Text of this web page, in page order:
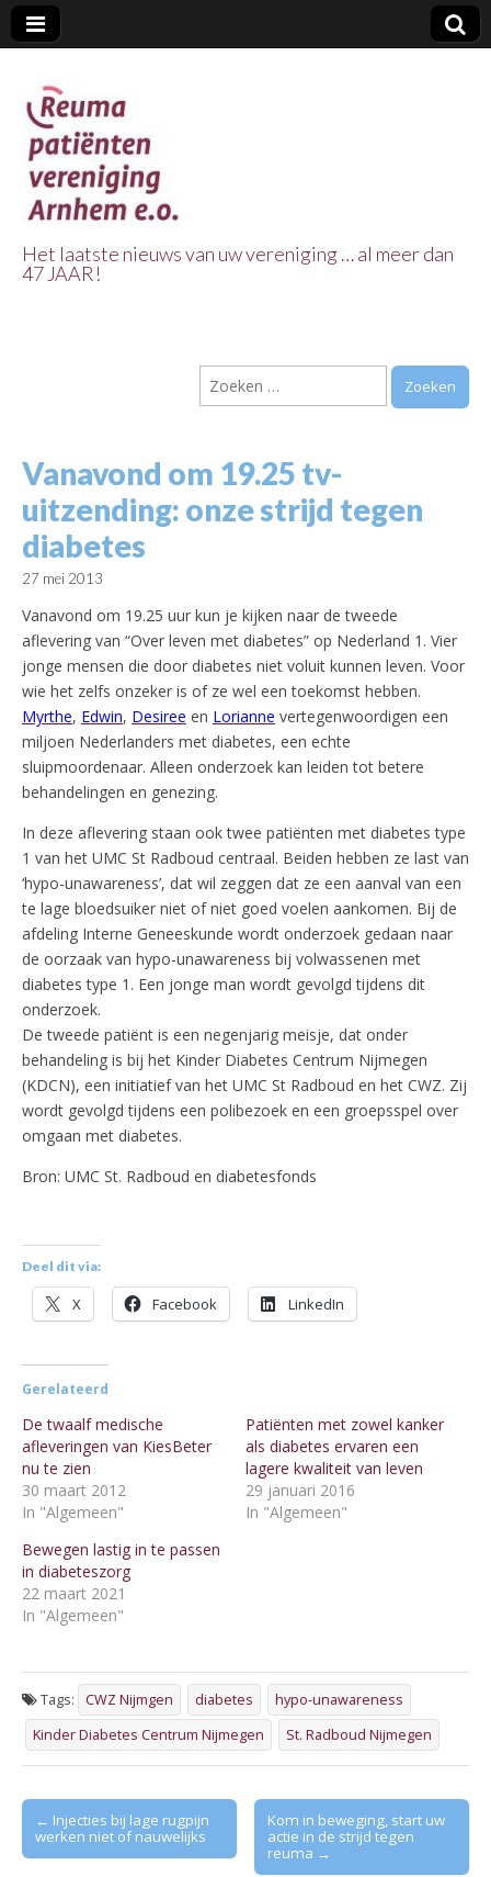
Vereniging
Arnhem e.o.
Het laatste nieuws van uw vereniging … al meer dan
47 JAAR!
Zoeken
naar:
Vanavond om 19.25 tv-
uitzending: onze strijd tegen
diabetes
27 mei 2013
Vanavond om 19.25 uur kun je kijken naar de tweede
aflevering van “Over leven met diabetes” op Nederland 1. Vier
jonge mensen die door diabetes niet voluit kunnen leven. Voor
wie het zelfs onzeker is of ze wel een toekomst hebben.
Myrthe, Edwin, Desiree en Lorianne vertegenwoordigen een
miljoen Nederlanders met diabetes, een echte
sluipmoordenaar. Alleen onderzoek kan leiden tot betere
behandelingen en genezing.
In deze aflevering staan ook twee patiënten met diabetes type
1 van het UMC St Radboud centraal. Beiden hebben ze last van
‘hypo-unawareness’, dat wil zeggen dat ze een aanval van een
te lage bloedsuiker niet of niet goed voelen aankomen. Bij de
afdeling Interne Geneeskunde wordt onderzoek gedaan naar
de oorzaak van hypo-unawareness bij volwassenen met
diabetes type 1. Een jonge man wordt gevolgd tijdens dit
onderzoek.
De tweede patiënt is een negenjarig meisje, dat onder
behandeling is bij het Kinder Diabetes Centrum Nijmegen
(KDCN), een initiatief van het UMC St Radboud en het CWZ. Zij
wordt gevolgd tijdens een polibezoek en een groepsspel over
omgaan met diabetes.
Bron: UMC St. Radboud en diabetesfonds
Deel dit via:
X Facebook LinkedIn
Gerelateerd
De twaalf medische
afleveringen van KiesBeter
nu te zien
30 maart 2012
In "Algemeen"
Patiënten met zowel kanker
als diabetes ervaren een
lagere kwaliteit van leven
29 januari 2016
In "Algemeen"
Bewegen lastig in te passen
in diabeteszorg
22 maart 2021
In "Algemeen"
Tags: CWZ Nijmgen diabetes
hypo-unawareness
Kinder Diabetes Centrum Nijmegen
St. Radboud Nijmegen
Post
navigation
← Injecties bij lage rugpijn
werken niet of nauwelijks
Kom in beweging, start uw
actie in de strijd tegen
reuma →